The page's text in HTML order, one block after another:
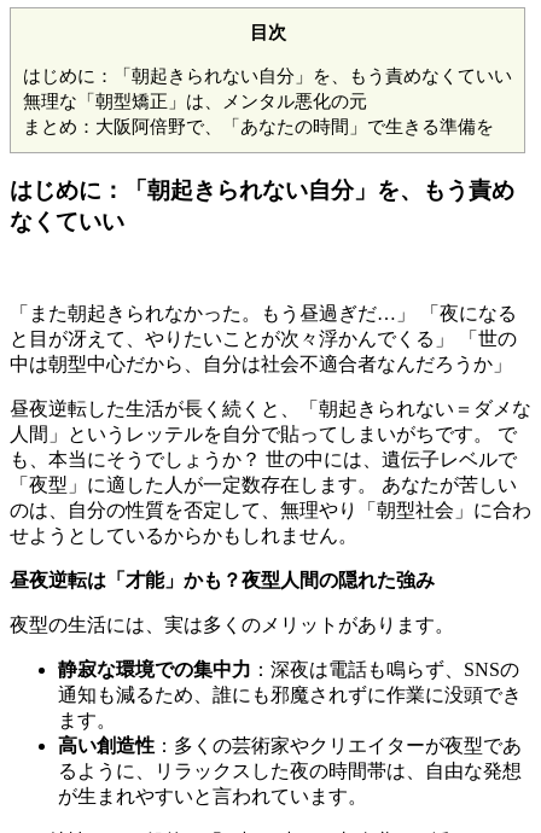
目次
はじめに：「朝起きられない自分」を、もう責めなくていい
無理な「朝型矯正」は、メンタル悪化の元
まとめ：大阪阿倍野で、「あなたの時間」で生きる準備を
はじめに：「朝起きられない自分」を、もう責め
なくていい
「また朝起きられなかった。もう昼過ぎだ…」 「夜になる
と目が冴えて、やりたいことが次々浮かんでくる」 「世の
中は朝型中心だから、自分は社会不適合者なんだろうか」
昼夜逆転した生活が長く続くと、「朝起きられない＝ダメな
人間」というレッテルを自分で貼ってしまいがちです。 で
も、本当にそうでしょうか？ 世の中には、遺伝子レベルで
「夜型」に適した人が一定数存在します。 あなたが苦しい
のは、自分の性質を否定して、無理やり「朝型社会」に合わ
せようとしているからかもしれません。
昼夜逆転は「才能」かも？夜型人間の隠れた強み
夜型の生活には、実は多くのメリットがあります。
静寂な環境での集中力 ：深夜は電話も鳴らず、SNSの
通知も減るため、誰にも邪魔されずに作業に没頭でき
ます。
高い創造性 ：多くの芸術家やクリエイターが夜型であ
るように、リラックスした夜の時間帯は、自由な発想
が生まれやすいと言われています。